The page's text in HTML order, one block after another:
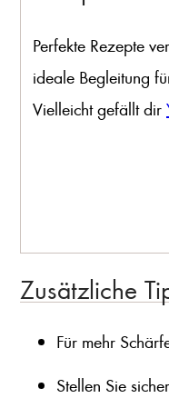
Perfekte Rezepte
ideale Begleitung
Vielleicht gefällt dir
Zusätzliche
Für mehr
Stellen Sie